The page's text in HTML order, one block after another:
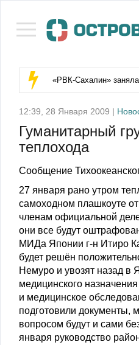
«РВК‑Сахалин»
12:39, 28 Января 2009 |
Гуманитарный
теплохода
Сообщение
27 января рано утром
самоходном плашкоуте
членам официальной
они все будут
МИДа Японии г-н Итиро
будет решён
Немуро и увозят назад в
медицинского
и медицинское
подготовили документы,
вопросом будут и сами
января руководство